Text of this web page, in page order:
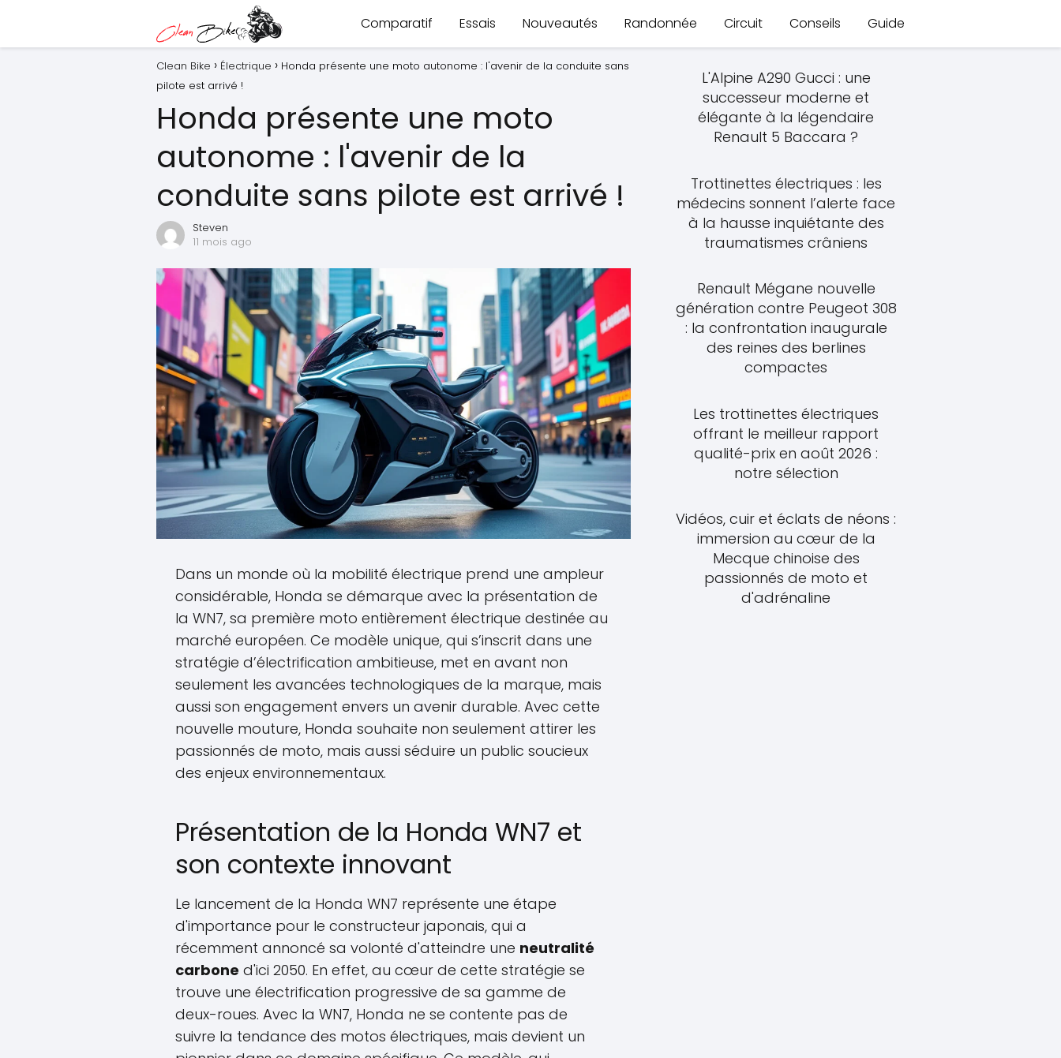
Comparatif Essais Nouveautés Randonnée Circuit Conseils Guide
Clean Bike Électrique
Honda présente une moto autonome : l'avenir de la conduite sans
pilote est arrivé !
Honda présente une moto
autonome : l'avenir de la
conduite sans pilote est arrivé !
Steven
11 mois ago
Dans un monde où la mobilité électrique prend une ampleur
considérable, Honda se démarque avec la présentation de
la WN7, sa première moto entièrement électrique destinée au
marché européen. Ce modèle unique, qui s’inscrit dans une
stratégie d’électrification ambitieuse, met en avant non
seulement les avancées technologiques de la marque, mais
aussi son engagement envers un avenir durable. Avec cette
nouvelle mouture, Honda souhaite non seulement attirer les
passionnés de moto, mais aussi séduire un public soucieux
des enjeux environnementaux.
Présentation de la Honda WN7 et
son contexte innovant
Le lancement de la Honda WN7 représente une étape
d'importance pour le constructeur japonais, qui a
récemment annoncé sa volonté d'atteindre une neutralité
carbone d'ici 2050. En effet, au cœur de cette stratégie se
trouve une électrification progressive de sa gamme de
deux-roues. Avec la WN7, Honda ne se contente pas de
suivre la tendance des motos électriques, mais devient un
L'Alpine A290 Gucci : une
successeur moderne et
élégante à la légendaire
Renault 5 Baccara ?
Trottinettes électriques : les
médecins sonnent l’alerte face
à la hausse inquiétante des
traumatismes crâniens
Renault Mégane nouvelle
génération contre Peugeot 308
: la confrontation inaugurale
des reines des berlines
compactes
Les trottinettes électriques
offrant le meilleur rapport
qualité-prix en août 2026 :
notre sélection
Vidéos, cuir et éclats de néons :
immersion au cœur de la
Mecque chinoise des
passionnés de moto et
d'adrénaline